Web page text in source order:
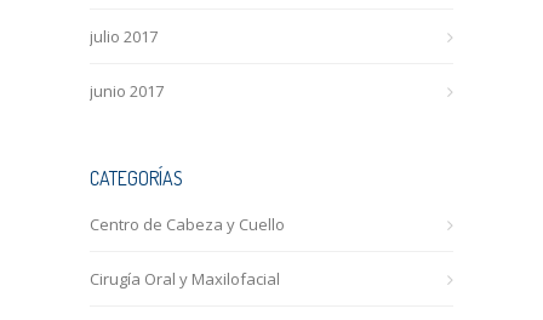
julio 2017
junio 2017
CATEGORÍAS
Centro de Cabeza y Cuello
Cirugía Oral y Maxilofacial